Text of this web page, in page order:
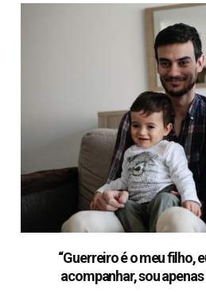
“Guerreiro é o meu filho,
acompanhar, sou